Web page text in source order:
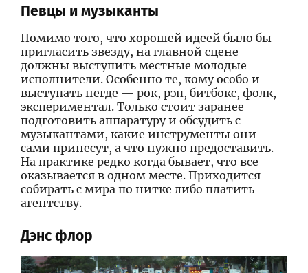
Певцы и музыканты
Помимо того, что хорошей идеей было бы
пригласить звезду, на главной сцене
должны выступить местные молодые
исполнители. Особенно те, кому особо и
выступать негде — рок, рэп, битбокс, фолк,
экспериментал. Только стоит заранее
подготовить аппаратуру и обсудить с
музыкантами, какие инструменты они
сами принесут, а что нужно предоставить.
На практике редко когда бывает, что все
оказывается в одном месте. Приходится
собирать с мира по нитке либо платить
агентству.
Дэнс флор